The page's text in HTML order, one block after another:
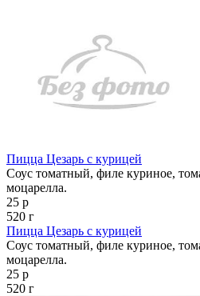
Пицца Цезарь с курицей
Соус томатный, филе куриное,
моцарелла.
25 р
520 г
Пицца Цезарь с курицей
Соус томатный, филе куриное,
моцарелла.
25 р
520 г